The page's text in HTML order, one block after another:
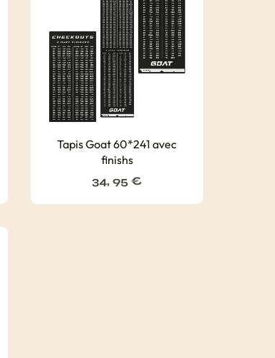
Tapis Goat 60*241 avec
finishs
34, 95€